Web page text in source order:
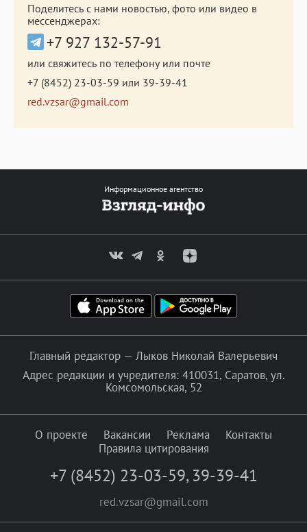
Поделитесь с нами новостью, фото или видео в
мессенджерах:
+7 927 132-57-91
или свяжитесь по телефону или почте
+7 (8452) 23-03-59 или 39-39-41
red.vzsar@gmail.com
Информационное агентство
Главный редактор — Лыков Николай Валерьевич
Адрес редакции и учредителя: 410031, Саратов, ул.
Комсомольская, 52
О проекте Вакансии Реклама
Контакты
Правила цитирования
+7 (8452) 23-03-59, 39-39-41
red.vzsar@gmail.com